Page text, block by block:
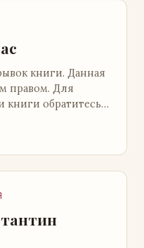
книги. Данная
правом. Для
обратитесь к